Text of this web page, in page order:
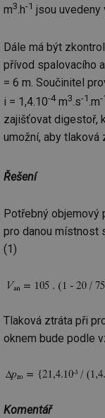
m3.h-1 jsou uvedeny
Dále má být
přívod spalovacího
= 6 m. Součinitel
i = 1,4.10-4m3.s-1 .m-
zajišťovat digestoř,
umožní, aby
Řešení
Potřebný objemový
pro danou místnost
(1)
Tlaková ztráta při
oknem bude podle
Komentář